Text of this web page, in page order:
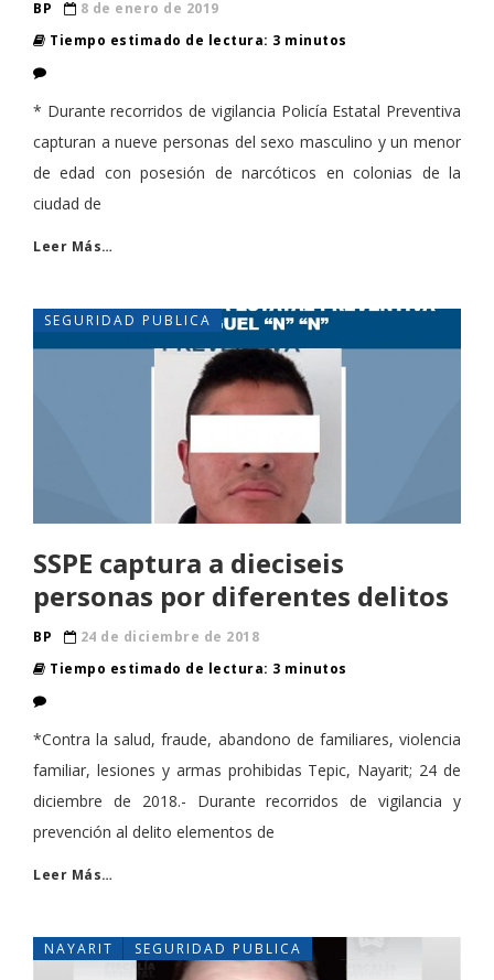
BP
8 de enero de 2019
Tiempo estimado de lectura: 3 minutos
* Durante recorridos de vigilancia Policía Estatal Preventiva
capturan a nueve personas del sexo masculino y un menor
de edad con posesión de narcóticos en colonias de la
ciudad de
Leer Más…
SEGURIDAD PUBLICA
SSPE captura a dieciseis
personas por diferentes delitos
BP
24 de diciembre de 2018
Tiempo estimado de lectura: 3 minutos
*Contra la salud, fraude, abandono de familiares, violencia
familiar, lesiones y armas prohibidas Tepic, Nayarit; 24 de
diciembre de 2018.- Durante recorridos de vigilancia y
prevención al delito elementos de
Leer Más…
NAYARIT SEGURIDAD PUBLICA